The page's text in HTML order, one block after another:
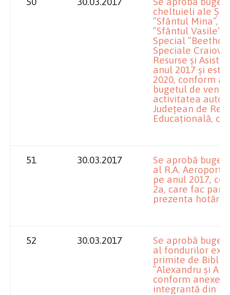
cheltuieli ale
”Sfântul Mina”,
”Sfântul Vasile”,
Special
Speciale
Resurse și
anul 2017 și
2020, conform
bugetul de
activitatea
Județean de
Educațională,
51 30.03.2017
Se aprobă
al R.A.
pe anul 2017,
2a, care fac
prezenta
52 30.03.2017
Se aprobă
al fondurilor
primite de
”Alexandru și
conform
integrantă din